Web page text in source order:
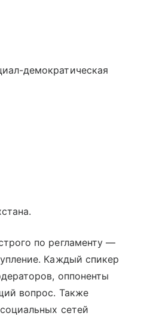
демократическая
по регламенту —
Каждый спикер
оппоненты
вопрос. Также
сетей